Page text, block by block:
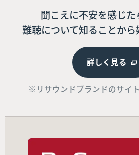
聞こえに不安を感じた
難聴について知ることから
詳しく見る
※リサウンドブランドのサイト